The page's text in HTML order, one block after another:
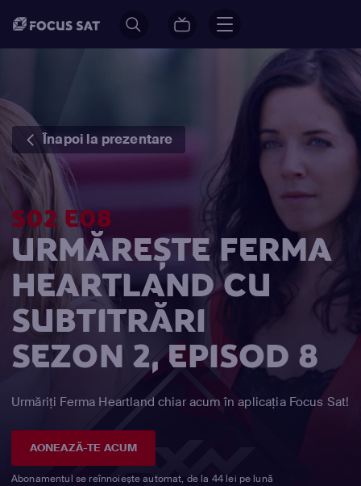
Înapoi la prezentare
S02 E08
URMĂREȘTE FERMA
HEARTLAND CU
SUBTITRĂRI
SEZON 2, EPISOD 8
Urmăriți Ferma Heartland chiar acum în aplicația Focus Sat!
AONEAZĂ-TE ACUM
Abonamentul se reînnoiește automat, de la 44 lei pe lună